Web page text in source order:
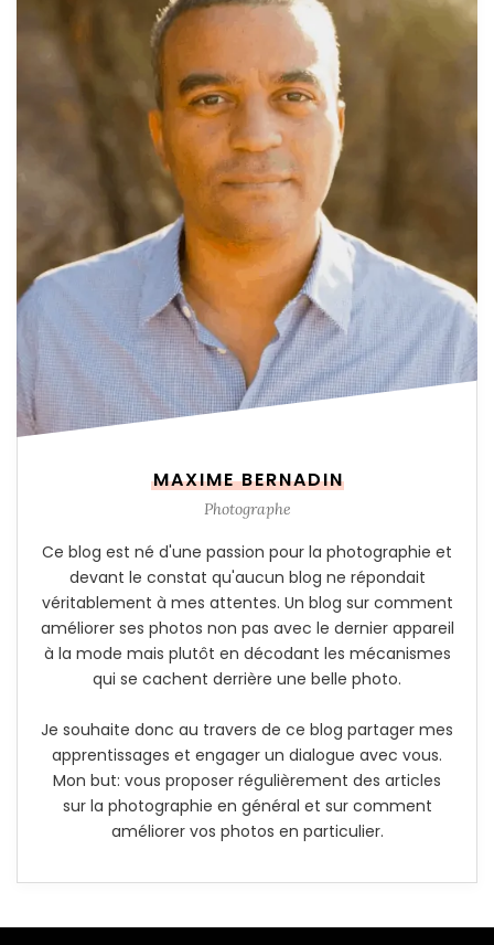
MAXIME BERNADIN
Photographe
Ce blog est né d'une passion pour la photographie et
devant le constat qu'aucun blog ne répondait
véritablement à mes attentes. Un blog sur comment
améliorer ses photos non pas avec le dernier appareil
à la mode mais plutôt en décodant les mécanismes
qui se cachent derrière une belle photo.
Je souhaite donc au travers de ce blog partager mes
apprentissages et engager un dialogue avec vous.
Mon but: vous proposer régulièrement des articles
sur la photographie en général et sur comment
améliorer vos photos en particulier.